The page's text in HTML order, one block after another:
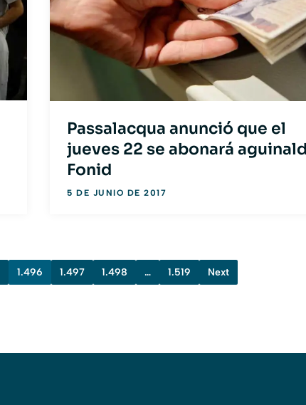
Passalacqua anunció que el
jueves 22 se abonará
Fonid
5 DE JUNIO DE 2017
1.496 1.497 1.498 … 1.519 Next